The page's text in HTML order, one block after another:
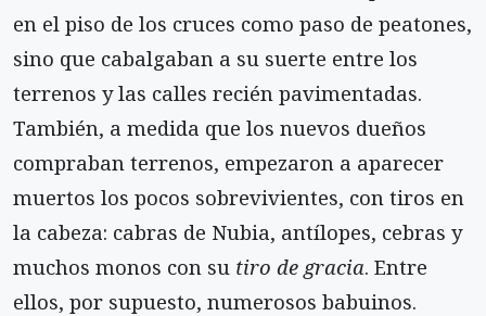
en el piso de los cruces como paso de peatones,
sino que cabalga­ban a su suerte entre los
terrenos y las calles recién pavimentadas.
También, a medida que los nuevos dueños
compraban terrenos, empezaron a aparecer
muertos los pocos sobrevivientes, con tiros en
la ca­beza: cabras de Nubia, antílopes, cebras y
muchos monos con su tiro de gracia. Entre
ellos, por supues­to, numerosos babuinos.